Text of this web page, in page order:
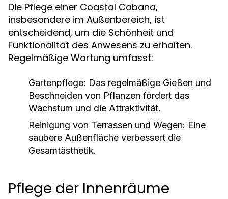
Die Pflege einer Coastal Cabana,
insbesondere im Außenbereich, ist
entscheidend, um die Schönheit und
Funktionalität des Anwesens zu erhalten.
Regelmäßige Wartung umfasst:
Gartenpflege: Das regelmäßige Gießen und
Beschneiden von Pflanzen fördert das
Wachstum und die Attraktivität.
Reinigung von Terrassen und Wegen: Eine
saubere Außenfläche verbessert die
Gesamtästhetik.
Pflege der Innenräume